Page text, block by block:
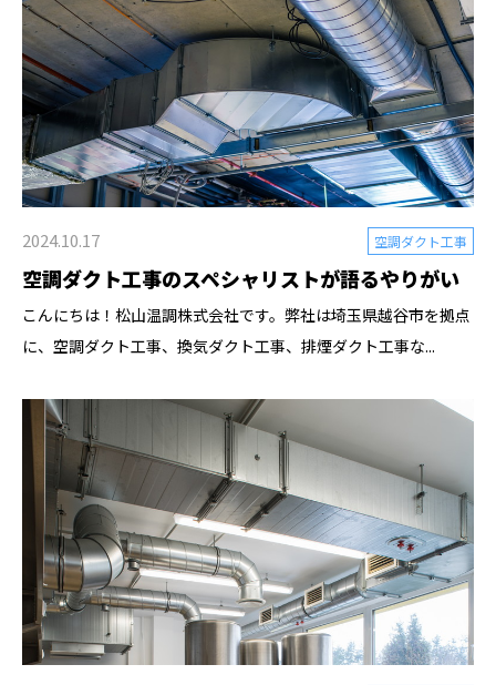
2024.10.17 空調ダクト工事
空調ダクト工事のスペシャリストが語るやりがい
こんにちは！松山温調株式会社です。弊社は埼玉県越谷市を拠点
に、空調ダクト工事、換気ダクト工事、排煙ダクト工事な...